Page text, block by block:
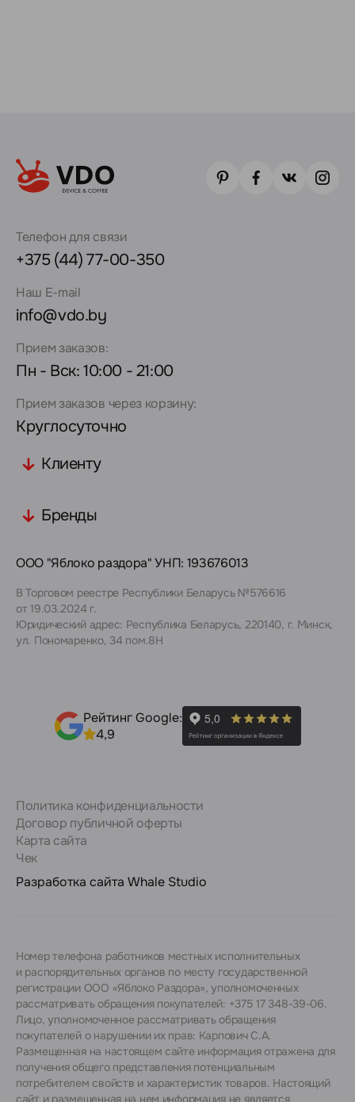
Телефон для связи
+375 (44) 77-00-350
Наш E-mail
info@vdo.by
Прием заказов:
Пн - Вск: 10:00 - 21:00
Прием заказов через корзину:
Круглосуточно
Клиенту
Бренды
ООО "Яблоко раздора" УНП: 193676013
В Торговом реестре Республики Беларусь №576616
от 19.03.2024 г.
Юридический адрес: Республика Беларусь, 220140, г. Минск,
ул. Пономаренко, 34 пом.8Н
Рейтинг Google:
4,9
Политика конфиденциальности
Договор публичной оферты
Карта сайта
Чек
Разработка сайта Whale Studio
Номер телефона работников местных исполнительных
и распорядительных органов по месту государственной
регистрации ООО «Яблоко Раздора», уполномоченных
рассматривать обращения покупателей: +375 17 348-39-06.
Лицо, уполномоченное рассматривать обращения
покупателей о нарушении их прав: Карпович С.А.
Размещенная на настоящем сайте информация отражена для
получения общего представления потенциальным
потребителем свойств и характеристик товаров. Настоящий
сайт и размещенная на нем информация не является